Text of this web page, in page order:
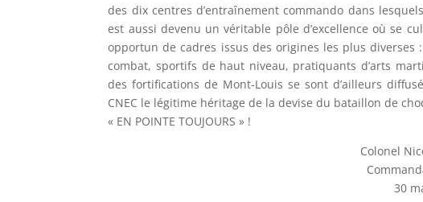
des dix centres d’entraînement commando dans
est aussi devenu un véritable pôle d’excellence où se
opportun de cadres issus des origines les plus
combat, sportifs de haut niveau, pratiquants d’arts
des fortifications de Mont-Louis se sont d’ailleurs
CNEC le légitime héritage de la devise du bataillon de
« EN POINTE TOUJOURS » !
Colonel
30